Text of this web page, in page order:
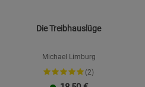
Die Treibhauslüge
Michael Limburg
(2)